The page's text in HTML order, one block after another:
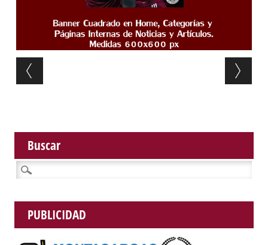
Post navigation
Buscar
Buscar:
PUBLICIDAD